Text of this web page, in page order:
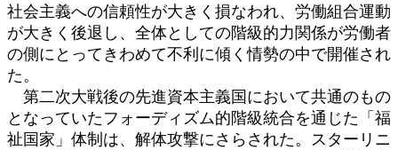
社会主義への信頼性が大きく損なわれ、労働組合運動
が大きく後退し、全体としての階級的力関係が労働者
の側にとってきわめて不利に傾く情勢の中で開催され
た。
第二次大戦後の先進資本主義国において共通のもの
となっていたフォーディズム的階級統合を通じた「福
祉国家」体制は、解体攻撃にさらされた。スターリニ